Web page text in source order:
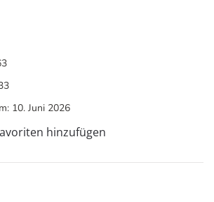
10. Juni 2026
hinzufügen